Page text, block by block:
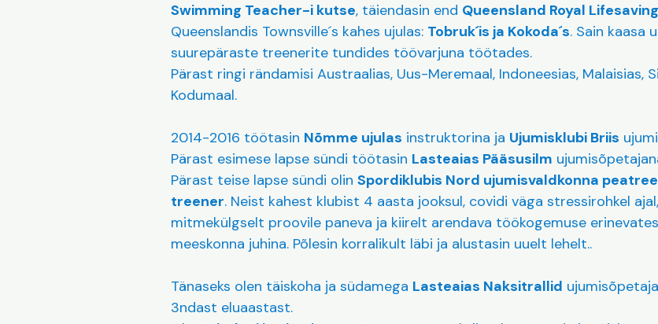
Swimming Teacher-i kutse, täiendasin end Queensland Royal
Queenslandis Townsville´s kahes ujulas: Tobruk´is ja Kokoda´s. Sain kaasa
suurepäraste treenerite tundides töövarjuna töötades.
Pärast ringi rändamisi Austraalias, Uus-Meremaal, Indoneesias, Malaisias,
Kodumaal.
2014-2016 töötasin Nõmme ujulas instruktorina ja Ujumisklubi Briis
Pärast esimese lapse sündi töötasin Lasteaias Pääsusilm
Pärast teise lapse sündi olin Spordiklubis Nord ujumisvaldkonna
treener. Neist kahest klubist 4 aasta jooksul, covidi väga stressirohkel
mitmekülgselt proovile paneva ja kiirelt arendava töökogemuse
meeskonna juhina. Põlesin korralikult läbi ja alustasin uuelt lehelt..
Tänaseks olen täiskoha ja südamega Lasteaias Naksitrallid
3ndast eluaastast.